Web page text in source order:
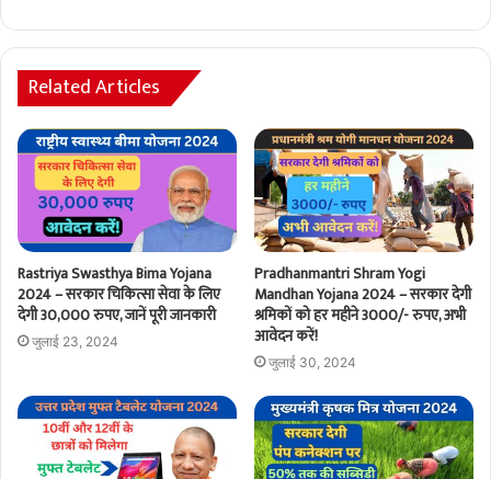
Related Articles
Rastriya Swasthya Bima Yojana
2024 – सरकार चिकित्सा सेवा के लिए
देगी 30,000 रुपए, जानें पूरी जानकारी
जुलाई 23, 2024
Pradhanmantri Shram Yogi
Mandhan Yojana 2024 – सरकार देगी
श्रमिकों को हर महीने 3000/- रुपए, अभी
आवेदन करें!
जुलाई 30, 2024